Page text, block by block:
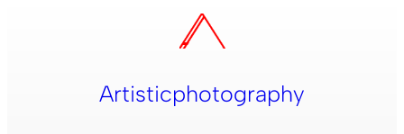
Artisticphotography